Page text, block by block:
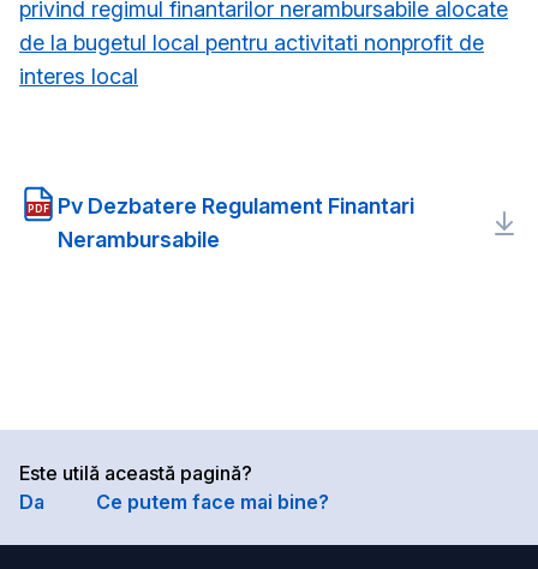
privind regimul finantarilor nerambursabile alocate
de la bugetul local pentru activitati nonprofit de
interes local
PDF
Pv Dezbatere Regulament Finantari
Nerambursabile
Este utilă această pagină?
Da
Ce putem face mai bine?